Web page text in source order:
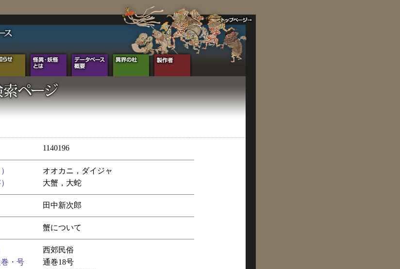
1140196
オオカニ，ダイジャ
大蟹，大蛇
田中新次郎
蟹について
西郊民俗
・号
通巻18号